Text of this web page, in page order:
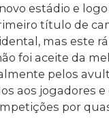
estádio e logo
título de
mas este
foi aceite da
pelos
aos jogadores e
por